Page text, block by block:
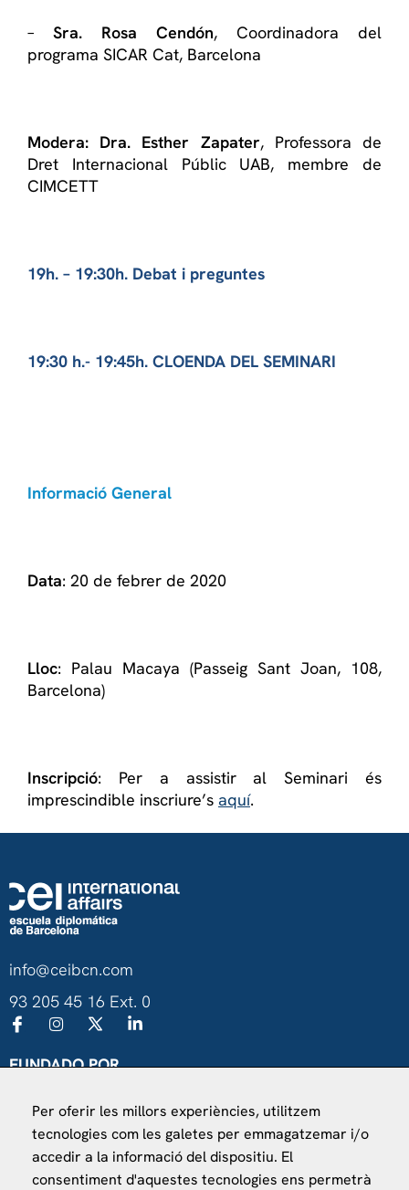
– Sra. Rosa Cendón, Coordinadora del
programa SICAR Cat, Barcelona
Modera: Dra. Esther Zapater, Professora de
Dret Internacional Públic UAB, membre de
CIMCETT
19h. – 19:30h. Debat i preguntes
19:30 h.- 19:45h. CLOENDA DEL SEMINARI
Informació General
Data: 20 de febrer de 2020
Lloc: Palau Macaya (Passeig Sant Joan, 108,
Barcelona)
Inscripció: Per a assistir al Seminari és
imprescindible inscriure’s aquí.
info@ceibcn.com
93 205 45 16 Ext. 0
FUNDADO POR
Ministerio de Asuntos Exteriores, UE y Cooperación
Fundación "la Caixa"
Per oferir les millors experiències, utilitzem
tecnologies com les galetes per emmagatzemar i/o
accedir a la informació del dispositiu. El
consentiment d'aquestes tecnologies ens permetrà